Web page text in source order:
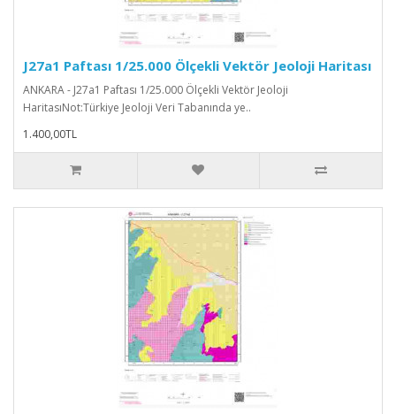
J27a1 Paftası 1/25.000 Ölçekli Vektör Jeoloji Haritası
ANKARA - J27a1 Paftası 1/25.000 Ölçekli Vektör Jeoloji
HaritasıNot:Türkiye Jeoloji Veri Tabanında ye..
1.400,00TL